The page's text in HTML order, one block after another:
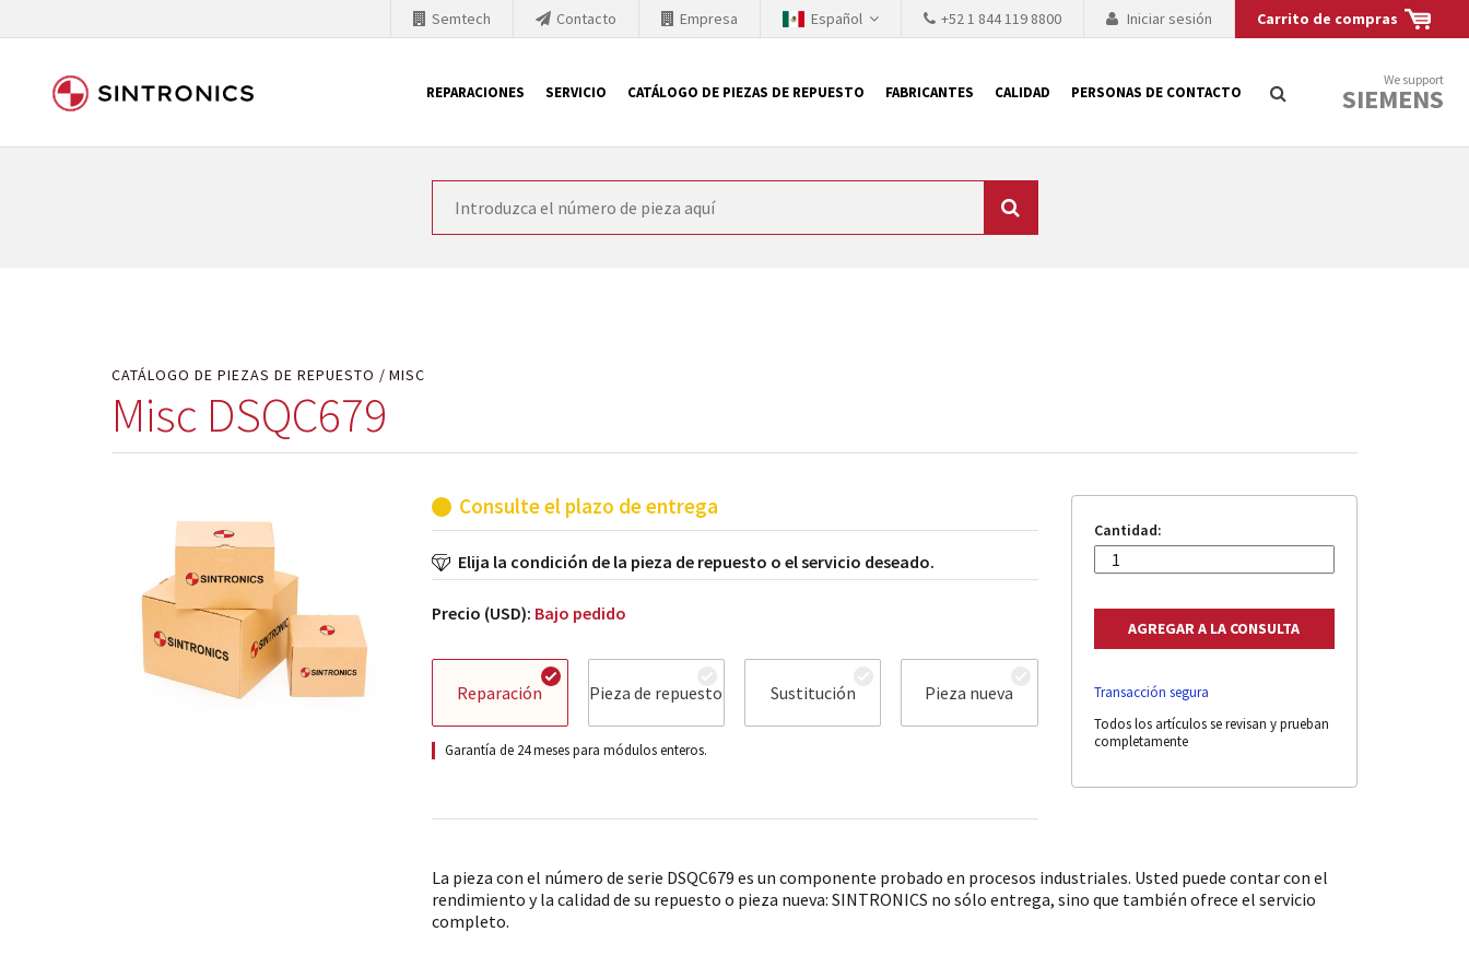
Carrito de compras
Iniciar sesión
+52 1 844 119 8800
Español
Empresa
Contacto
Semtech
REPARACIONES SERVICIO CATÁLOGO DE PIEZAS DE REPUESTO FABRICANTES CALIDAD PERSONAS DE CONTACTO
We support
SIEMENS
Nuestra colaboración con SIEMENS
de módulos descontinuados por módulos del propio almacén.
CATÁLOGO DE PIEZAS DE REPUESTO MISC
Misc DSQC679
Consulte el plazo de entrega
Elija la condición de la pieza de repuesto o el servicio deseado.
Precio (USD): Bajo pedido
Reparación Pieza de repuesto Sustitución Pieza nueva
Garantía de 24 meses para módulos enteros.
Cantidad:
Transacción segura
Todos los artículos se revisan y prueban
completamente
La pieza con el número de serie DSQC679 es un componente probado en procesos industriales. Usted puede contar con el
rendimiento y la calidad de su repuesto o pieza nueva: SINTRONICS no sólo entrega, sino que también ofrece el servicio
completo.